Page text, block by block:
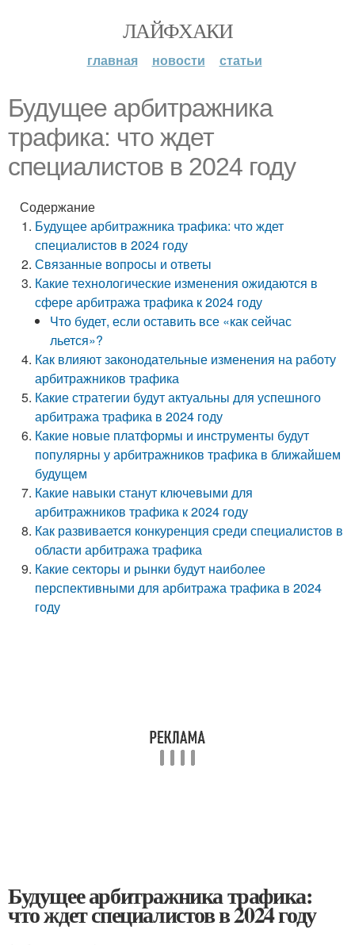
ЛАЙФХАКИ
главная новости статьи
Будущее арбитражника
трафика: что ждет
специалистов в 2024 году
Содержание
Будущее арбитражника трафика: что ждет
специалистов в 2024 году
Связанные вопросы и ответы
Какие технологические изменения ожидаются в
сфере арбитража трафика к 2024 году
Что будет, если оставить все «как сейчас
льется»?
Как влияют законодательные изменения на работу
арбитражников трафика
Какие стратегии будут актуальны для успешного
арбитража трафика в 2024 году
Какие новые платформы и инструменты будут
популярны у арбитражников трафика в ближайшем
будущем
Какие навыки станут ключевыми для
арбитражников трафика к 2024 году
Как развивается конкуренция среди специалистов в
области арбитража трафика
Какие секторы и рынки будут наиболее
перспективными для арбитража трафика в 2024
году
Будущее арбитражника трафика:
что ждет специалистов в 2024 году